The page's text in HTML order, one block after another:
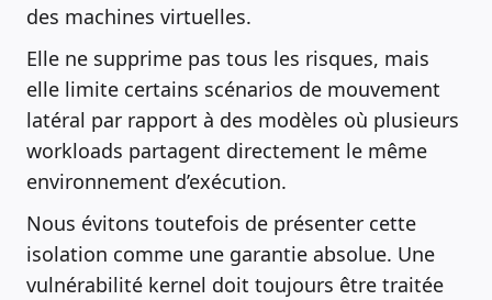
des machines virtuelles.
Elle ne supprime pas tous les risques, mais
elle limite certains scénarios de mouvement
latéral par rapport à des modèles où plusieurs
workloads partagent directement le même
environnement d’exécution.
Nous évitons toutefois de présenter cette
isolation comme une garantie absolue. Une
vulnérabilité kernel doit toujours être traitée